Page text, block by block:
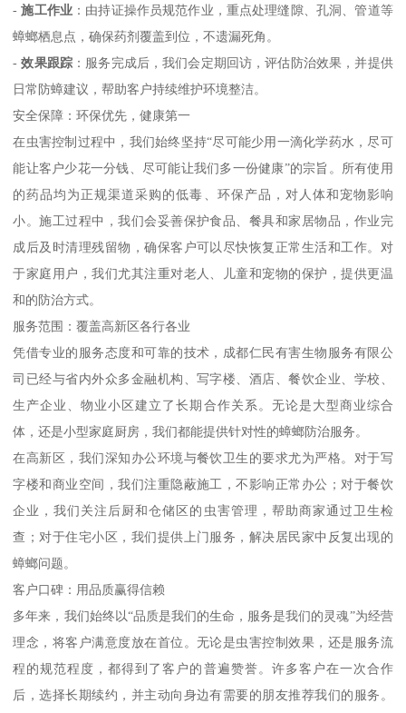
-施工作业 ：由持证操作员规范作业，重点处理缝隙、孔洞、管道等
蟑螂栖息点，确保药剂覆盖到位，不遗漏死角。
-效果跟踪 ：服务完成后，我们会定期回访，评估防治效果，并提供
日常防蟑建议，帮助客户持续维护环境整洁。
安全保障：环保优先，健康第一
在虫害控制过程中，我们始终坚持“尽可能少用一滴化学药水，尽可
能让客户少花一分钱、尽可能让我们多一份健康”的宗旨。所有使用
的药品均为正规渠道采购的低毒、环保产品，对人体和宠物影响
小。施工过程中，我们会妥善保护食品、餐具和家居物品，作业完
成后及时清理残留物，确保客户可以尽快恢复正常生活和工作。对
于家庭用户，我们尤其注重对老人、儿童和宠物的保护，提供更温
和的防治方式。
服务范围：覆盖高新区各行各业
凭借专业的服务态度和可靠的技术，成都仁民有害生物服务有限公
司已经与省内外众多金融机构、写字楼、酒店、餐饮企业、学校、
生产企业、物业小区建立了长期合作关系。无论是大型商业综合
体，还是小型家庭厨房，我们都能提供针对性的蟑螂防治服务。
在高新区，我们深知办公环境与餐饮卫生的要求尤为严格。对于写
字楼和商业空间，我们注重隐蔽施工，不影响正常办公；对于餐饮
企业，我们关注后厨和仓储区的虫害管理，帮助商家通过卫生检
查；对于住宅小区，我们提供上门服务，解决居民家中反复出现的
蟑螂问题。
客户口碑：用品质赢得信赖
多年来，我们始终以“品质是我们的生命，服务是我们的灵魂”为经营
理念，将客户满意度放在首位。无论是虫害控制效果，还是服务流
程的规范程度，都得到了客户的普遍赞誉。许多客户在一次合作
后，选择长期续约，并主动向身边有需要的朋友推荐我们的服务。